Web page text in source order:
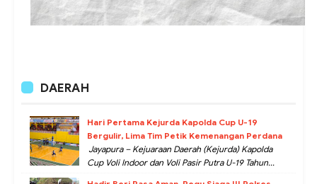
DAERAH
Hari Pertama Kejurda Kapolda Cup U-19
Bergulir, Lima Tim Petik Kemenangan Perdana
Jayapura – Kejuaraan Daerah (Kejurda) Kapolda
Cup Voli Indoor dan Voli Pasir Putra U-19 Tahun...